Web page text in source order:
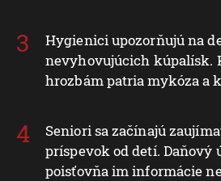
Hygienici upozorňujú na
nevyhovujúcich kúpalísk.
hrozbám patria mykóza a
Seniori sa začínajú
príspevok od detí. Daňový
poisťovňa im informácie